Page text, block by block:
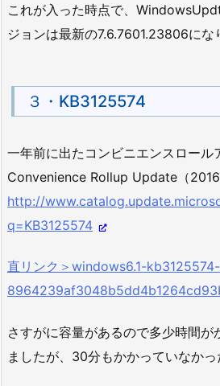
これが入った時点で、
ジョンは最新の7.6.7601.23806にな
３・KB3125574
一年前に出たコンビニエンスロール
Convenience Rollup Update（
http://
q=KB3125574
直リンク＞windows6.1-
さすがに容量があるので多少時間が
ましたが、30分もかかっていなかっ